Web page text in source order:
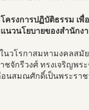
ครงการปฏิบัติธรรม เพื่
นวนโยบายของสำนัก
ในวโรกาสมหามงคลส
ชจักรีวงศ์ ทรงเจริญพ
อนสมณศักดิ์เป็นพระร